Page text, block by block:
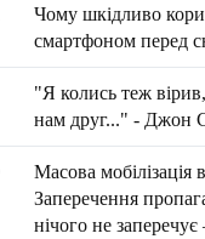
Чому шкідливо
смартфоном перед
"Я колись теж
нам друг..." - Джон
Масова мобілізація в
Заперечення
нічого не